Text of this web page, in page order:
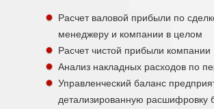
Расчет валовой прибыли по
менеджеру и компании в целом
Расчет чистой прибыли компании
Анализ накладных расходов по
Управленческий баланс
детализированную расшифровку